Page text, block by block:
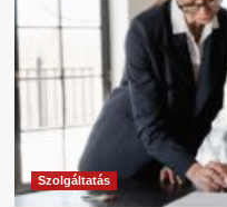
Szolgáltatás